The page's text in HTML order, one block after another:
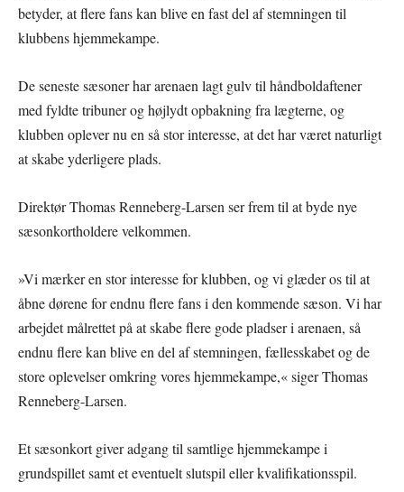
betyder, at flere fans kan blive en fast del af stemningen til
klubbens hjemmekampe.
De seneste sæsoner har arenaen lagt gulv til håndboldaftener
med fyldte tribuner og højlydt opbakning fra lægterne, og
klubben oplever nu en så stor interesse, at det har været naturligt
at skabe yderligere plads.
Direktør Thomas Renneberg-Larsen ser frem til at byde nye
sæsonkortholdere velkommen.
»Vi mærker en stor interesse for klubben, og vi glæder os til at
åbne dørene for endnu flere fans i den kommende sæson. Vi har
arbejdet målrettet på at skabe flere gode pladser i arenaen, så
endnu flere kan blive en del af stemningen, fællesskabet og de
store oplevelser omkring vores hjemmekampe,« siger Thomas
Renneberg-Larsen.
Et sæsonkort giver adgang til samtlige hjemmekampe i
grundspillet samt et eventuelt slutspil eller kvalifikationsspil.